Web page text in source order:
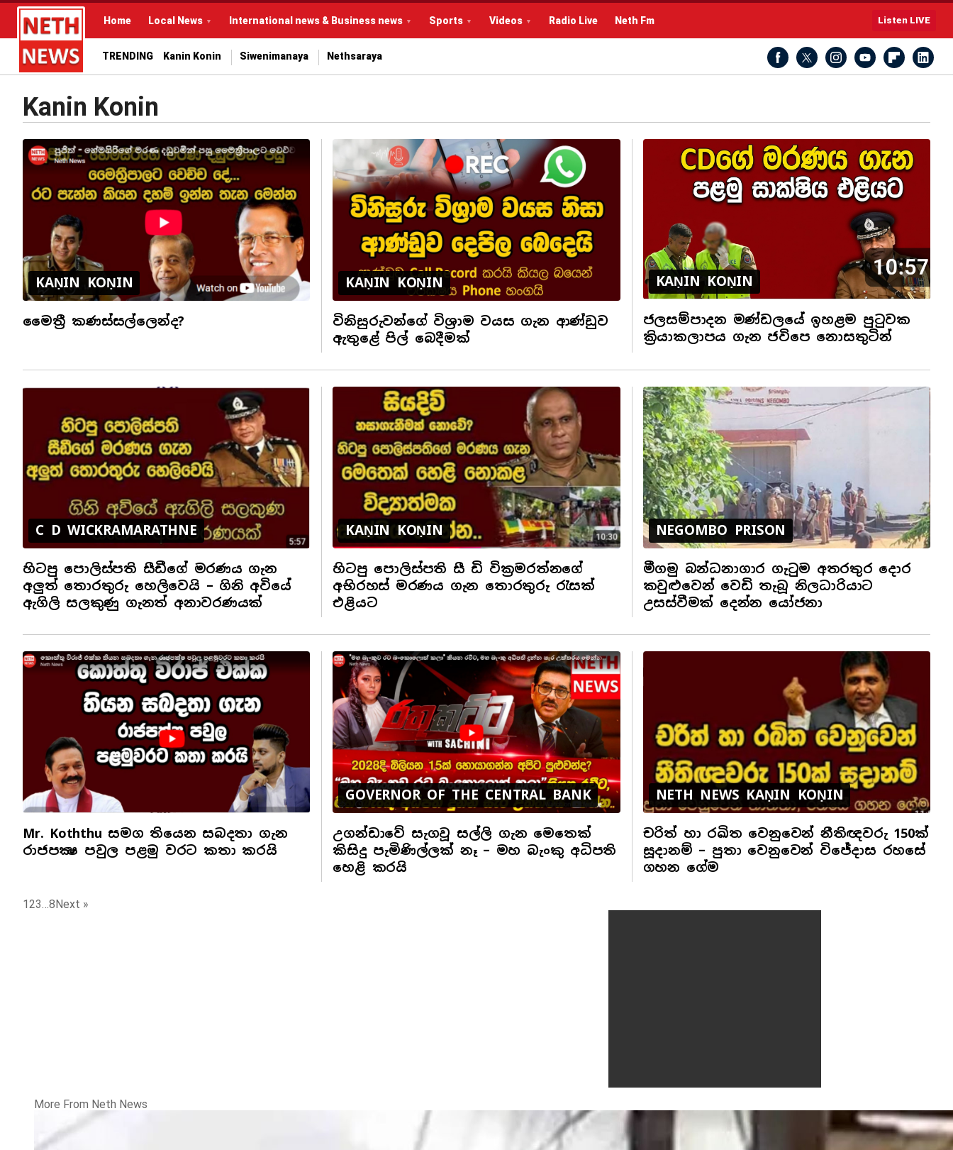
Home Local News International news & Business news Sports Videos Radio Live Neth Fm Listen LIVE
TRENDING Kanin Konin Siwenimanaya Nethsaraya
Kanin Konin
KAṆIN KOṆIN
මෛත්‍රී කණස්සල්ලෙන්ද?
KAṆIN KOṆIN
විනිසුරුවන්ගේ විශ්‍රාම වයස ගැන ආණ්ඩුව
ඇතුළේ පිල් බෙදීමක්
KAṆIN KOṆIN
ජලසම්පාදන මණ්ඩලයේ ඉහළම පුටුවක
ක්‍රියාකලාපය ගැන ජවිපෙ නොසතුටින්
C D WICKRAMARATHNE
හිටපු පොලිස්පති සීඩීගේ මරණය ගැන
අලුත් තොරතුරු හෙලිවෙයි – ගිනි අවියේ
ඇගිලි සලකුණු ගැනත් අනාවරණයක්
KAṆIN KOṆIN
හිටපු පොලිස්පති සී ඩි වික්‍රමරත්නගේ
අභිරහස් මරණය ගැන තොරතුරු රැසක්
එළියට
NEGOMBO PRISON
මීගමු බන්ධනාගාර ගැටුම අතරතුර දොර
කවුළුවෙන් වෙඩි තැබූ නිලධාරියාට
උසස්වීමක් දෙන්න යෝජනා
Mr. Koththu සමග තියෙන සබදතා ගැන
රාජපක්‍ෂ පවුල පළමු වරට කතා කරයි
GOVERNOR OF THE CENTRAL BANK
උගන්ඩාවේ සැගවූ සල්ලි ගැන මෙතෙක්
කිසිදු පැමිණිල්ලක් නෑ – මහ බැංකු අධිපති
හෙළි කරයි
NETH NEWS KAṆIN KOṆIN
චරිත් හා රඛිත වෙනුවෙන් නීතිඥවරු 150ක්
සූදානම් – පුතා වෙනුවෙන් විජේදාස රහසේ
ගහන ගේම
123…8Next »
More From Neth News